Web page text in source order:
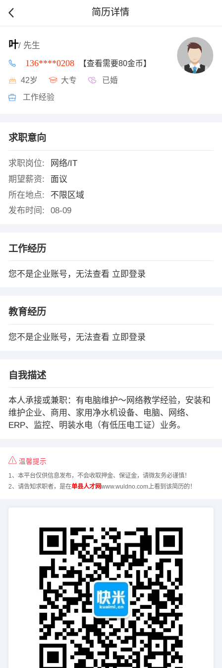
简历详情
叶/ 先生
136****0208 【查看需要80金币】
42岁 大专 已婚
工作经验
求职意向
求职岗位:
网络/IT
期望薪资:
面议
所在地点:
不限区域
发布时间:
08-09
工作经历
您不是企业账号，无法查看 立即登录
教育经历
您不是企业账号，无法查看 立即登录
自我描述
本人承接或兼职：有电脑维护～网络教学经验，安装和
维护企业、商用、家用净水机设备、电脑、网络、
ERP、监控、明装水电（有低压电工证）业务。
温馨提示
1、本平台仅供信息发布，不会收取押金、保证金，请微友务必谨慎！
2、请告知求职者，是在单县人才网www.wuldno.com上看到该简历的！